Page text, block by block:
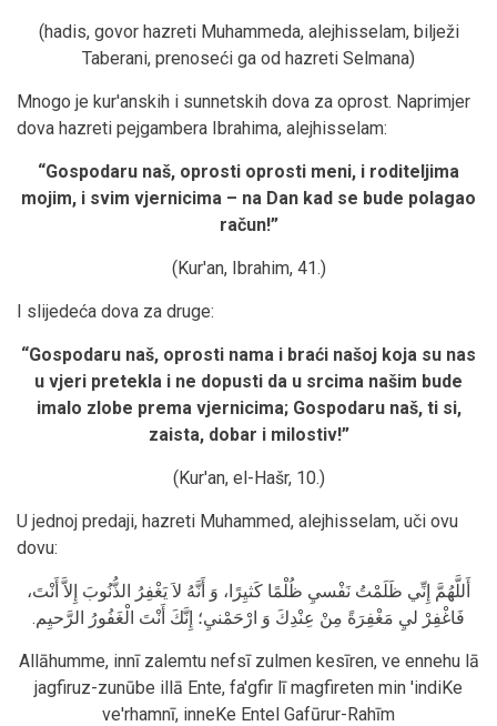
(hadis, govor hazreti Muhammeda, alejhisselam, bilježi
Taberani, prenoseći ga od hazreti Selmana)
Mnogo je kur'anskih i sunnetskih dova za oprost. Naprimjer
dova hazreti pejgambera Ibrahima, alejhisselam:
“Gospodaru naš, oprosti oprosti meni, i roditeljima
mojim, i svim vjernicima – na Dan kad se bude polagao
račun!”
(Kur'an, Ibrahim, 41.)
I slijedeća dova za druge:
“Gospodaru naš, oprosti nama i braći našoj koja su nas
u vjeri pretekla i ne dopusti da u srcima našim bude
imalo zlobe prema vjernicima; Gospodaru naš, ti si,
zaista, dobar i milostiv!”
(Kur'an, el-Hašr, 10.)
U jednoj predaji, hazreti Muhammed, alejhisselam, uči ovu
dovu:
أَللَّهُمَّ إِنِّي ظَلَمْتُ نَفْسيِ ظُلْمًا كَثيِرًا، وَ أَنَّهُ لاَ يَغْفِرُ الذُّنُوبَ إِلاَّ أَنْتَ،
فَاغْفِرْ ليِ مَغْفِرَةً مِنْ عِنْدِكَ وَ ارْحَمْنيِ؛ إِنَّكَ أَنْتَ الْغَفُورُ الرَّحيِم.
Allāhumme, innī zalemtu nefsī zulmen kesīren, ve ennehu lā
jagfiruz-zunūbe illā Ente, fa'gfir lī magfireten min 'indiKe
ve'rhamnī, inneKe Entel Gafūrur-Rahīm